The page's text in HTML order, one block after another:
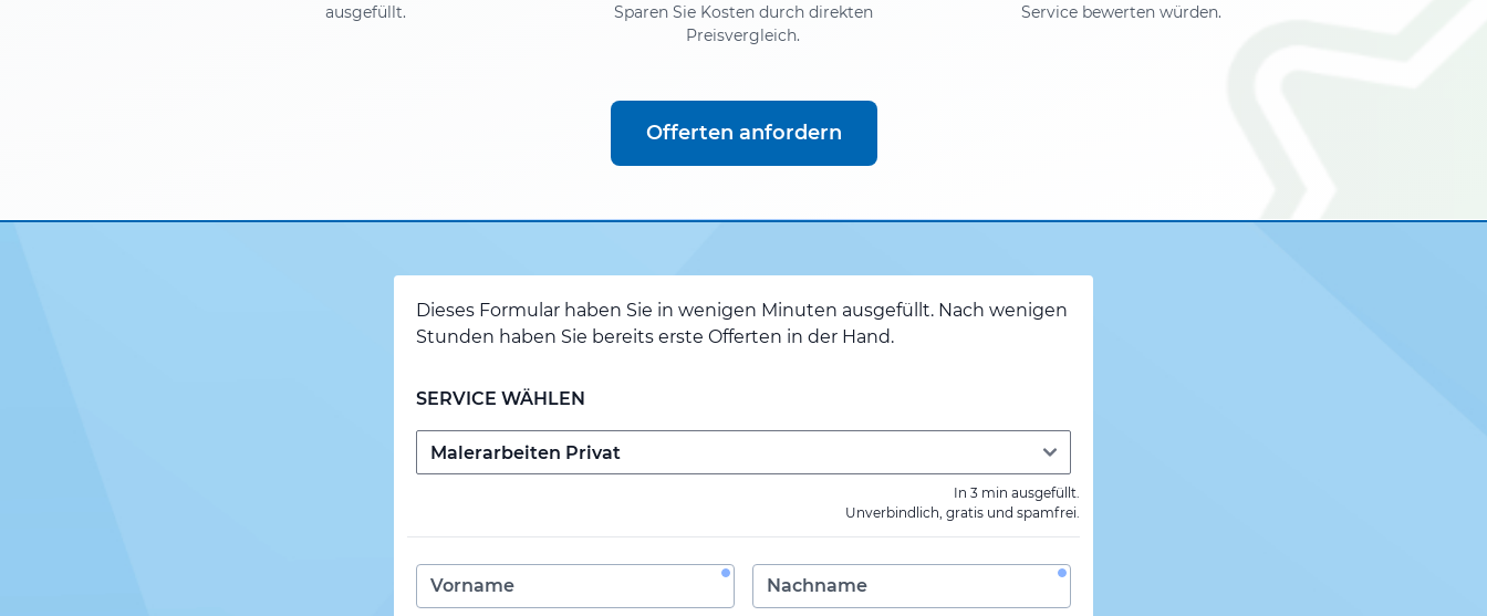
ausgefüllt.
Sparen Sie Kosten durch direkten
Preisvergleich.
Service bewerten würden.
Offerten anfordern
Dieses Formular haben Sie in wenigen Minuten ausgefüllt. Nach wenigen
Stunden haben Sie bereits erste Offerten in der Hand.
SERVICE WÄHLEN
In 3 min ausgefüllt.
Unverbindlich, gratis und spamfrei.